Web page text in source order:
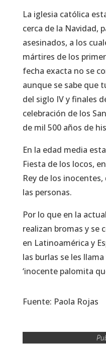
La iglesia católica
cerca de la Navidad,
asesinados, a los
mártires de los
fecha exacta no se
aunque se sabe que
del siglo IV y finales
celebración de los
de mil 500 años de
En la edad media
Fiesta de los locos,
Rey de los
las personas.
Por lo que en la
realizan bromas y se
en Latinoamérica y
las burlas se les llama
‘inocente palomita
Fuente: Paola Rojas